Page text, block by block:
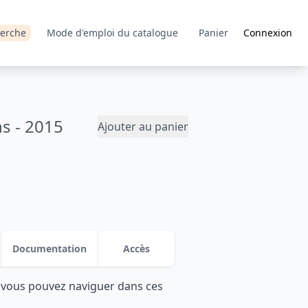
Mode d'emploi du catalogue Panier Connexion
- 2015 Ajouter au panier
Documentation Accès
pouvez naviguer dans ces